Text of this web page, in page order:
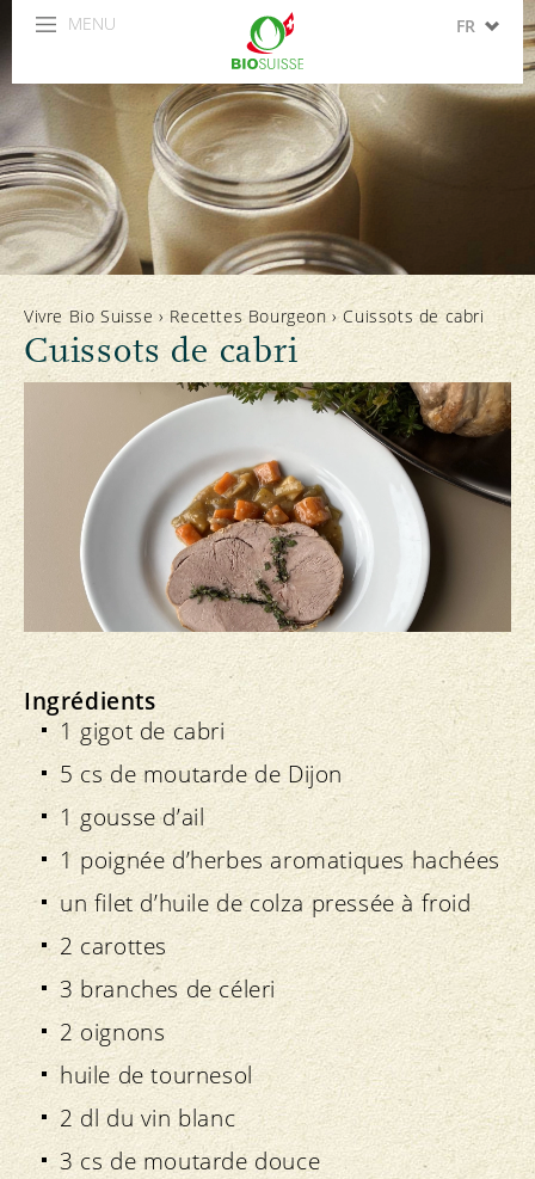
MENU FR
ES
Vivre Bio Suisse › Recettes Bourgeon›Cuissots de cabri
Cuissots de cabri
Ingrédients
1 gigot de cabri
5 cs de moutarde de Dijon
1 gousse d’ail
1 poignée d’herbes aromatiques hachées
un filet d’huile de colza pressée à froid
2 carottes
3 branches de céleri
2 oignons
huile de tournesol
2 dl du vin blanc
3 cs de moutarde douce